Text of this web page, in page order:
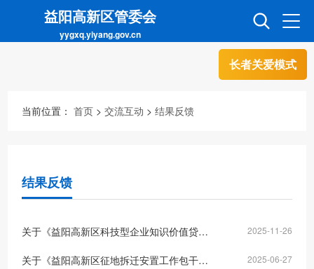
益阳高新区管委会
yygxq.yiyang.gov.cn
互动交流 政务超市
长者关爱模式
当前位置：首页 >交流互动 >结果反馈
结果反馈
关于《益阳高新区科技型企业知识价值贷款企业库管理办法（试行）》征求意见的结果反馈 2025-11-26
关于《益阳高新区征地拆迁安置工作包干委托实施办法》征求意见的通知的结果反馈 2025-06-27